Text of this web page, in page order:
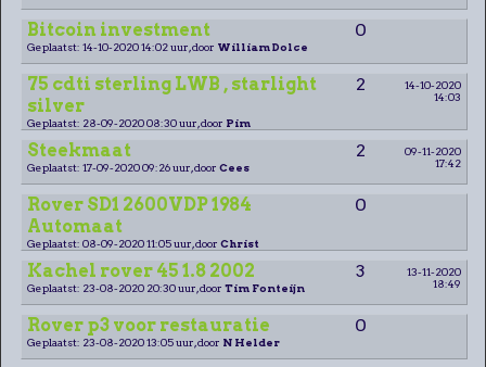
Bitcoin investment 0
Geplaatst: 14-10-2020 14:02 uur, door William Dolce
75 cdti sterling LWB , starlight
silver
2
14-10-2020
14:03
Geplaatst: 28-09-2020 08:30 uur, door Pim
Steekmaat 2
09-11-2020
17:42
Geplaatst: 17-09-2020 09:26 uur, door Cees
Rover SD1 2600VDP 1984
Automaat
0
Geplaatst: 08-09-2020 11:05 uur, door Christ
Kachel rover 45 1.8 2002 3
13-11-2020
18:49
Geplaatst: 23-08-2020 20:30 uur, door Tim Fonteijn
Rover p3 voor restauratie 0
Geplaatst: 23-08-2020 13:05 uur, door N Helder